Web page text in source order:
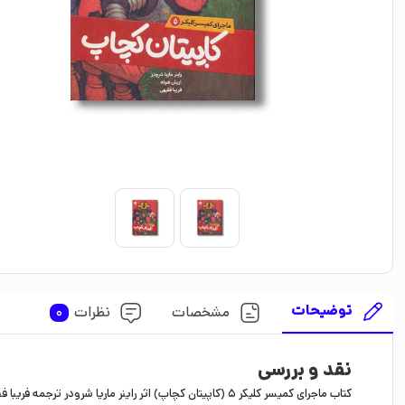
توضیحات مشخصات نظرات 0
نقد و بررسی
کتاب ماجرای کمیسر کلیکر 5 (کاپیتان کچاپ) اثر راینر ماریا شرودر ترجمه فریبا فقیهی نشر پرتقال